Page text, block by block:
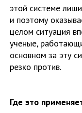
этой системе
и поэтому
целом ситуация
ученые,
основном за эту
резко против.
Где это